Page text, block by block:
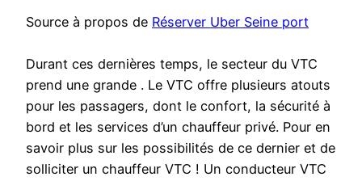
Source à propos de Réserver Uber Seine port
Durant ces dernières temps, le secteur du VTC
prend une grande . Le VTC offre plusieurs atouts
pour les passagers, dont le confort, la sécurité à
bord et les services d’un chauffeur privé. Pour en
savoir plus sur les possibilités de ce dernier et de
solliciter un chauffeur VTC ! Un conducteur VTC